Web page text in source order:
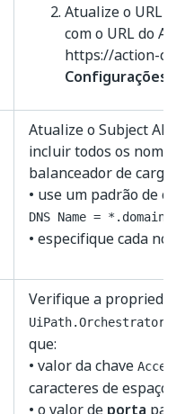
Atualize o URL
com o URL do
https://action-
Configurações
Atualize o Subject
incluir todos os nomes
balanceador de carga:
• use um padrão de
DNS Name =
• especifique cada
Verifique a
que:
• valor da chave
caracteres de espaço.
• o valor de porta para